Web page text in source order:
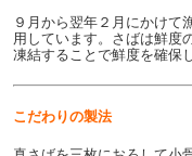
９月から翌年２月にかけて
用しています。さばは鮮度
凍結することで鮮度を確保
こだわりの製法